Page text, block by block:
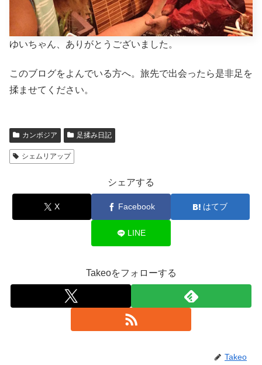
ゆいちゃん、ありがとうございました。
このブログをよんでいる方へ。旅先で出会ったら是非足を
揉ませてください。
カンボジア 足揉み日記
シェムリアップ
シェアする
X Facebook はてブ
LINE
Takeoをフォローする
Takeo